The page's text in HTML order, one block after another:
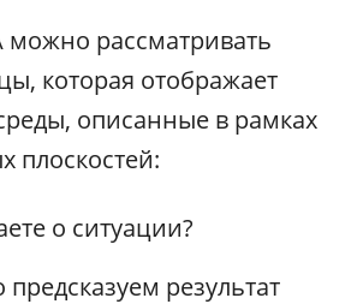
можно рассматривать
которая отображает
описанные в рамках
плоскостей:
о ситуации?
предсказуем результат